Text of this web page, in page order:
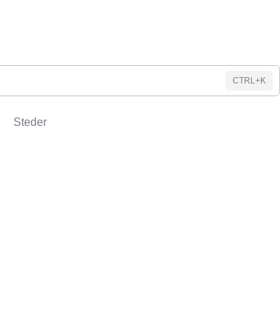
CTRL+K
Steder